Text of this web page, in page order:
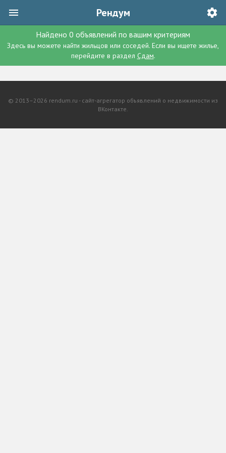
Рендум
Найдено 0 объявлений по вашим критериям
Здесь вы можете найти жильцов или соседей. Если вы ищете жилье,
перейдите в раздел Сдам.
© 2013–2026 rendum.ru - сайт-агрегатор объявлений о недвижимости из
ВКонтакте.